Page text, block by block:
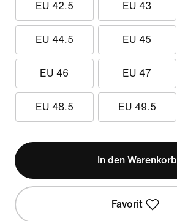
EU 42.5 EU 43
EU 44.5 EU 45
EU 46 EU 47
EU 48.5 EU 49.5
In den Warenkorb
Favorit